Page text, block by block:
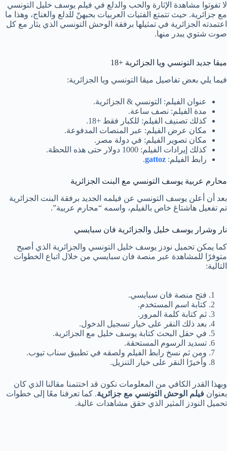
لا تفوتوا مشاهدة الإثارة والحب والدلع في فيلم يوسف خليل التونسي
مع جزائرية. حيث تتمتع الفتيات العربيات بحبهنّ للدلع والغناج، وهذا ما
اعتمدته الجزائرية في تمثيلها برفقة الوحش التونسي الذي يثار مع كل
صوت شتوي يبدر منها.
ميقا جديد التونسي ويا الجزائرية +18
فيما يلي بعض تفاصيل ميقا التونسي ويا الجزائرية:
عنوان الفيلم: التونسي & الجزائرية.
مدة الفيلم: نصف ساعة.
كذلك تصنيف الفيلم: للكبار فقط +18.
مكان عرض الفيلم: عبر المنصات المدفوعة.
مكان تصوير الفيلم: في دولة مصر.
كذلك إيرادات الفيلم: 1000 دولار حتى هذه اللحظة.
رابط الفيلم: gattoz
.
محارم عربية يوسف التونسي مع البنت الجزائرية
بعد أن أعلن يوسف التونسي عن فيلمه الجديد برفقة البنت الجزائرية
تم تفعيل هاشتاغ خاص بالفيلم، واسمه “محارم عربية”.
نار وشرار يوسف خليل والجزائرية فان سبايسي
كما يمكن تحميل نودز يوسف خليل التونسي والجزائرية الذي أصبح
متوفرًا للمشاهدة عبر منصة فان سبايسي من خلال اتباع الخطوات
التالية:
فتح منصة فان سبايسي.
كتابة اسم المستخدم.
ثم كتابة كلمة المرور.
بعد ذلك النقر على خيار تسجيل الدخول.
في حقل البحث كتابة يوسف خليل مع الجزائرية.
تسديد الرسوم المستحقة.
ومن ثم نسخ رابط الفيلم ولصقه في تطبيق سناب تيوب.
وأخيرًا النقر على خيار التنزيل.
وبهذا القدر الكافي من المعلومات نكون قد اختتمنا مقالنا الذي كان
بعنوان فيلم الوحش التونسي مع جزائرية. كما تعرفنا معًا إلى خطوات
تحميل النودز المثير الذي حقق مشاهدات عالية.